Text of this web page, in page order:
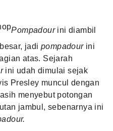
Pompadourini diambil
jadipompadour ini
atas. Sejarah
ini udah dimulai sejak
Presley muncul dengan
menyebut potongan
jambul, sebenarnya ini